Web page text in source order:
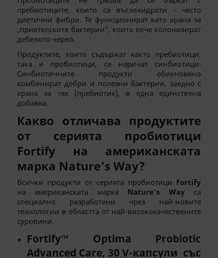
пребиотиците, които са въглехидрати - често
диетични фибри. Те функционират като храна за
„приятелските бактерии“, които вече колонизират
дебелото черво.
Продуктите, които съдържат както пребиотици,
така и пробиотици, се наричат синбиотици.
Синбиотичните продукти обикновено
комбинират добри и полезни бактерии, заедно с
храна за тях (пребиотик), в една единствена
добавка.
Какво отличава продуктите
от серията пробиотици
Fortify на американската
марка Nature’s Way?
Всички продукти от серията пробиотици Fortify
на американската марка Nature’s Way са
специално разработени чрез най-новите
технологии в областта от най-висококачествените
суровини.
Fortify™ Optima Probiotic
Advanced Care, 30 V-капсули със